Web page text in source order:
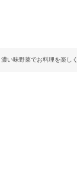
い味野菜でお料理を楽し